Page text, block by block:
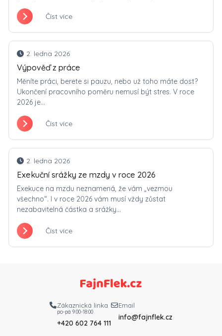
Číst více
2. ledna 2026
Výpověď z práce
Měníte práci, berete si pauzu, nebo už toho máte dost?
Ukončení pracovního poměru nemusí být stres. V roce
2026 je...
Číst více
2. ledna 2026
Exekuční srážky ze mzdy v roce 2026
Exekuce na mzdu neznamená, že vám „vezmou
všechno“. I v roce 2026 vám musí vždy zůstat
nezabavitelná částka a srážky...
Číst více
Zákaznická linka
po-pá 9:00-18:00
+420 602 764 111
Email
info@fajnflek.cz